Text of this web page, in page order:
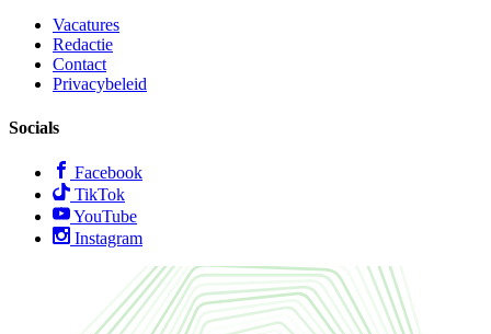
Vacatures
Redactie
Contact
Privacybeleid
Socials
Facebook
TikTok
YouTube
Instagram